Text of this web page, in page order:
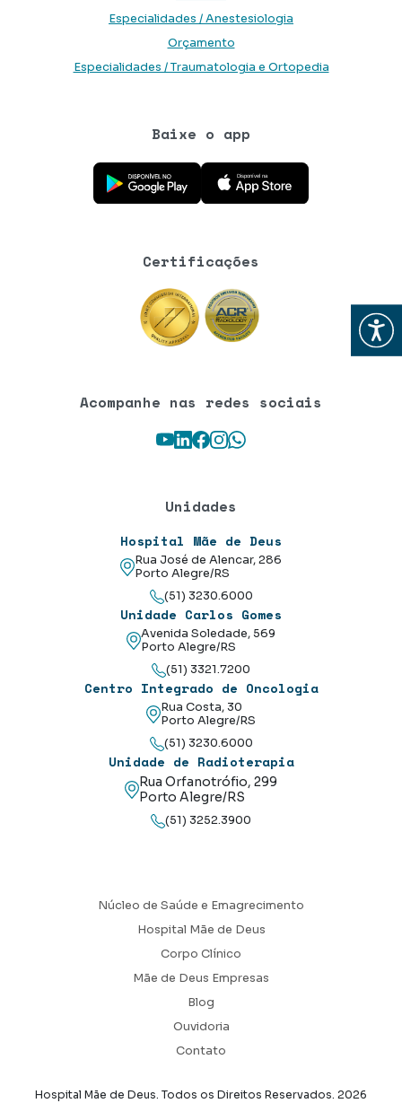
Abrir
Especialidades / Anestesiologia
Orçamento
Especialidades / Traumatologia e Ortopedia
Baixe o app
Baixe o aplicativo na Google Play Store
Baixe o aplicativo na App Store
Certificações
Acompanhe nas redes sociais
Youtube
LinkedIn
Facebook
Instagram
WhatsApp
Unidades
Hospital Mãe de Deus
Rua José de Alencar, 286
Porto Alegre/RS
(51) 3230.6000
Unidade Carlos Gomes
Avenida Soledade, 569
Porto Alegre/RS
(51) 3321.7200
Centro Integrado de Oncologia
Rua Costa, 30
Porto Alegre/RS
(51) 3230.6000
Unidade de Radioterapia
Rua Orfanotrófio, 299
Porto Alegre/RS
(51) 3252.3900
Núcleo de Saúde e Emagrecimento
Hospital Mãe de Deus
Corpo Clínico
Mãe de Deus Empresas
Blog
Ouvidoria
Contato
Hospital Mãe de Deus. Todos os Direitos Reservados. 2026